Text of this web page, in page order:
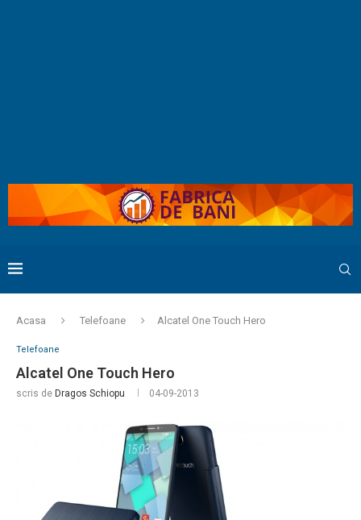
Acasa Telefoane Alcatel One Touch Hero
Telefoane
Alcatel One Touch Hero
scris de Dragos Schiopu 04-09-2013